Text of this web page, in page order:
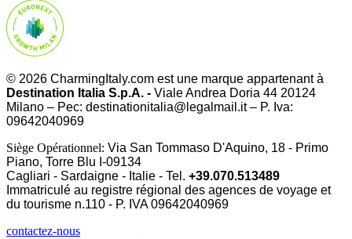
© 2026 CharmingItaly.com est une marque appartenant à
Destination Italia S.p.A. - Viale Andrea Doria 44 20124
Milano – Pec: destinationitalia@legalmail.it – P. Iva:
09642040969
Siège Opérationnel: Via San Tommaso D'Aquino, 18 - Primo
Piano, Torre Blu I-09134
Cagliari - Sardaigne - Italie - Tel. +39.070.513489
Immatriculé au registre régional des agences de voyage et
du tourisme n.110 - P. IVA09642040969
contactez-nous